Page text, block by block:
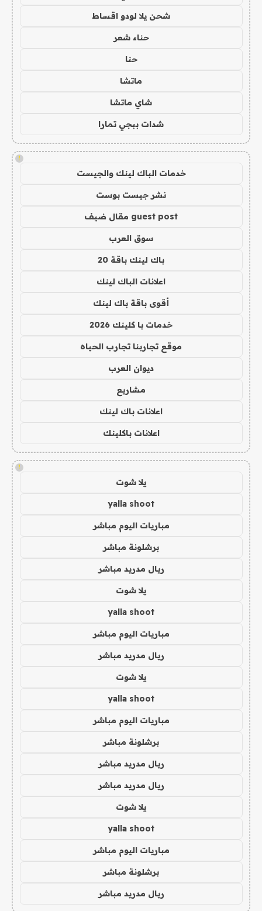
شحن يلا لودو اقساط
حناء شعر
حنا
ماتشا
شاي ماتشا
شدات ببجي تمارا
!
خدمات الباك لينك والجيست
نشر جيست بوست
guest post مقال ضيف
سوق العرب
باك لينك باقة 20
اعلانات الباك لينك
أقوى باقة باك لينك
خدمات با كلينك 2026
موقع تجاربنا تجارب الحياه
ديوان العرب
مشاريع
اعلانات باك لينك
اعلانات باكلينك
!
يلا شوت
yalla shoot
مباريات اليوم مباشر
برشلونة مباشر
ريال مدريد مباشر
يلا شوت
yalla shoot
مباريات اليوم مباشر
ريال مدريد مباشر
يلا شوت
yalla shoot
مباريات اليوم مباشر
برشلونة مباشر
ريال مدريد مباشر
ريال مدريد مباشر
يلا شوت
yalla shoot
مباريات اليوم مباشر
برشلونة مباشر
ريال مدريد مباشر